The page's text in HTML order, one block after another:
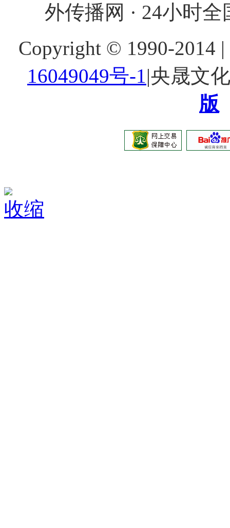
外传播网 · 24小时
Copyright © 1990-2014
16049049号-1|央晟文
版
收缩